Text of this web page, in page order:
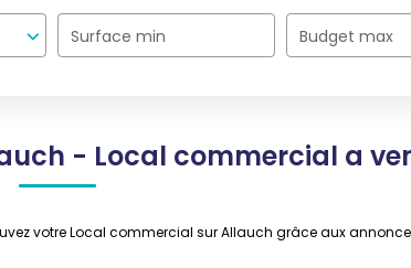
Surface min Budget max
- Local commercial a
votre Local commercial sur Allauch grâce aux annonces